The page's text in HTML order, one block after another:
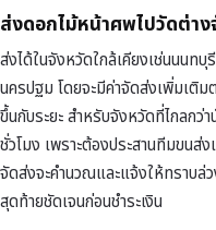
ส่งดอกไม้หน้าศพไปวัดต่าง
ส่งได้ในจังหวัดใกล้เคียงเช่นนนท
นครปฐม โดยจะมีค่าจัดส่งเพิ่มเติ
ขึ้นกับระยะ สำหรับจังหวัดที่ไกลก
ชั่วโมง เพราะต้องประสานทีมขนส่
จัดส่งจะคำนวณและแจ้งให้ทราบล่
สุดท้ายชัดเจนก่อนชำระเงิน